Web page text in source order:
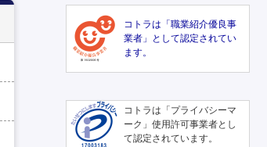
コトラは「職業紹介優良事
業者」として認定されてい
ます。
コトラは「プライバシーマ
ーク」使用許可事業者とし
て認定されています。